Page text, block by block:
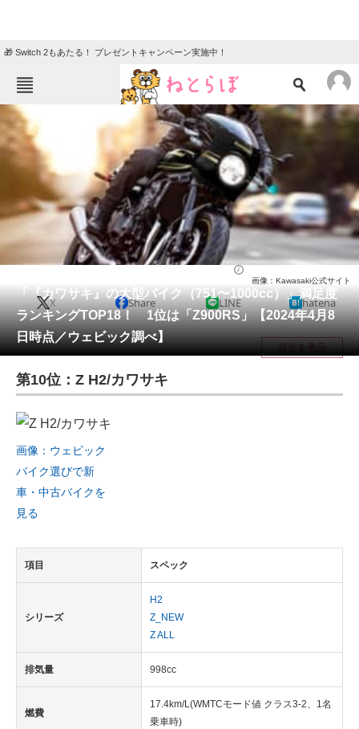
🎁 Switch 2もあたる！ プレゼントキャンペーン実施中！
ねとらぼメニュー
TOP ニュース
エンタメ クイズ
グルメ 地域
教育・育児
リサーチ
会員記事
メディア
注目記事を集めた総合ページ
ITの今と未来を見通す
スマホと通信の最新トレンド
好きが集まる 比べて選べる
AI活用のいまが分かる
経営リーダーのコミュニティ
マーケ×ITの今がよく分かる
ITエンジニア向け専門サイト
「『カワサキ』の大型バイク（751〜1000cc）」満足度
ランキングTOP18！ 1位は「Z900RS」【2024年4月8
日時点／ウェビック調べ】
画像：Kawasaki公式サイト
X Share LINE hatena
目次を表示
第10位：Z H2/カワサキ
画像：ウェビック
バイク選びで新
車・中古バイクを
見る
項目 スペック
シリーズ
H2
Z_NEW
Z ALL
排気量 998cc
燃費
17.4km/L(WMTCモード値 クラス3-2、1名
乗車時)